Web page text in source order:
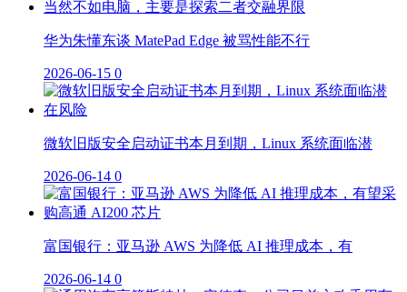
华为朱懂东谈 MatePad Edge 被骂性能不行
2026-06-15 0
微软旧版安全启动证书本月到期，Linux 系统面临潜
2026-06-14 0
富国银行：亚马逊 AWS 为降低 AI 推理成本，有
2026-06-14 0